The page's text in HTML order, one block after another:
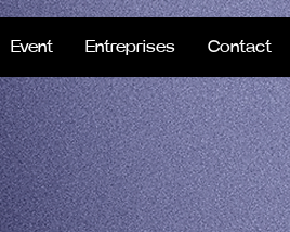
Event Entreprises Contact